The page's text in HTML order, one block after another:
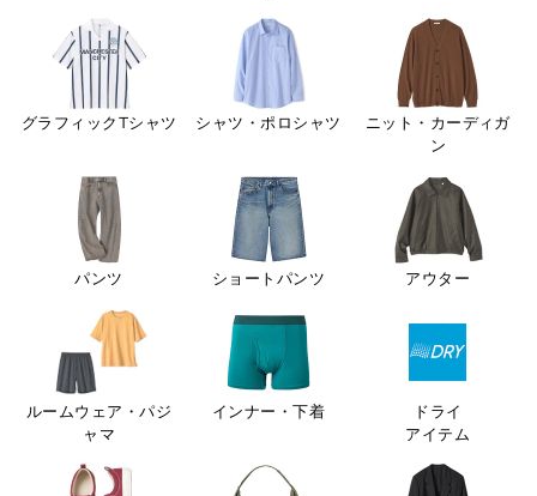
グラフィックTシャツ シャツ・ポロシャツ
ニット・カーディガ
ン
パンツ ショートパンツ アウター
ルームウェア・パジ
ャマ
インナー・下着
ドライ
アイテム